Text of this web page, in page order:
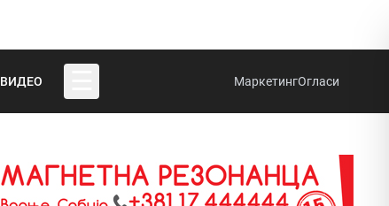
ВИДЕО МаркетингОгласи